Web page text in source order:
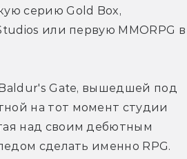
серию Gold Box,
или первую MMORPG в
Gate, вышедшей под
на тот момент студии
над своим дебютным
сделать именно RPG.